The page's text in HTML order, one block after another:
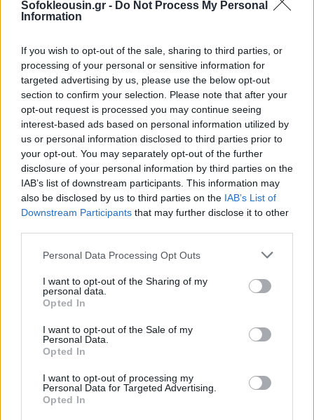
Sofokleousin.gr - Do Not Process My Personal
Information
If you wish to opt-out of the sale, sharing to third parties, or
processing of your personal or sensitive information for
targeted advertising by us, please use the below opt-out
section to confirm your selection. Please note that after your
opt-out request is processed you may continue seeing
interest-based ads based on personal information utilized by
us or personal information disclosed to third parties prior to
your opt-out. You may separately opt-out of the further
disclosure of your personal information by third parties on the
IAB’s list of downstream participants. This information may
also be disclosed by us to third parties on the IAB’s List of
Downstream Participants that may further disclose it to other
Personal Data Processing Opt Outs
I want to opt-out of the Sharing of my
personal data.
Opted In
I want to opt-out of the Sale of my
Personal Data.
Opted In
I want to opt-out of processing my
Personal Data for Targeted Advertising.
Opted In
Η στερλίνα έναντι του δολαρίου σημειώνει πτώση
0,05% και διαμορφώνεται στα 1,3461 δολάρια.